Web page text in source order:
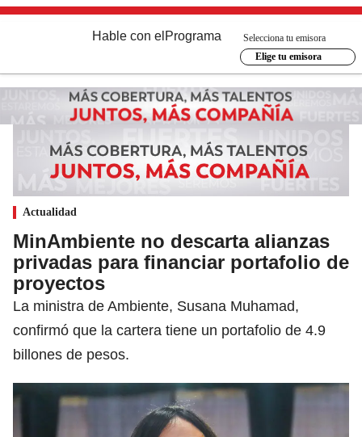
Hable con el Programa
Selecciona tu emisora
Elige tu emisora
Actualidad
MinAmbiente no descarta alianzas
privadas para financiar portafolio de
proyectos
La ministra de Ambiente, Susana Muhamad,
confirmó que la cartera tiene un portafolio de 4.9
billones de pesos.